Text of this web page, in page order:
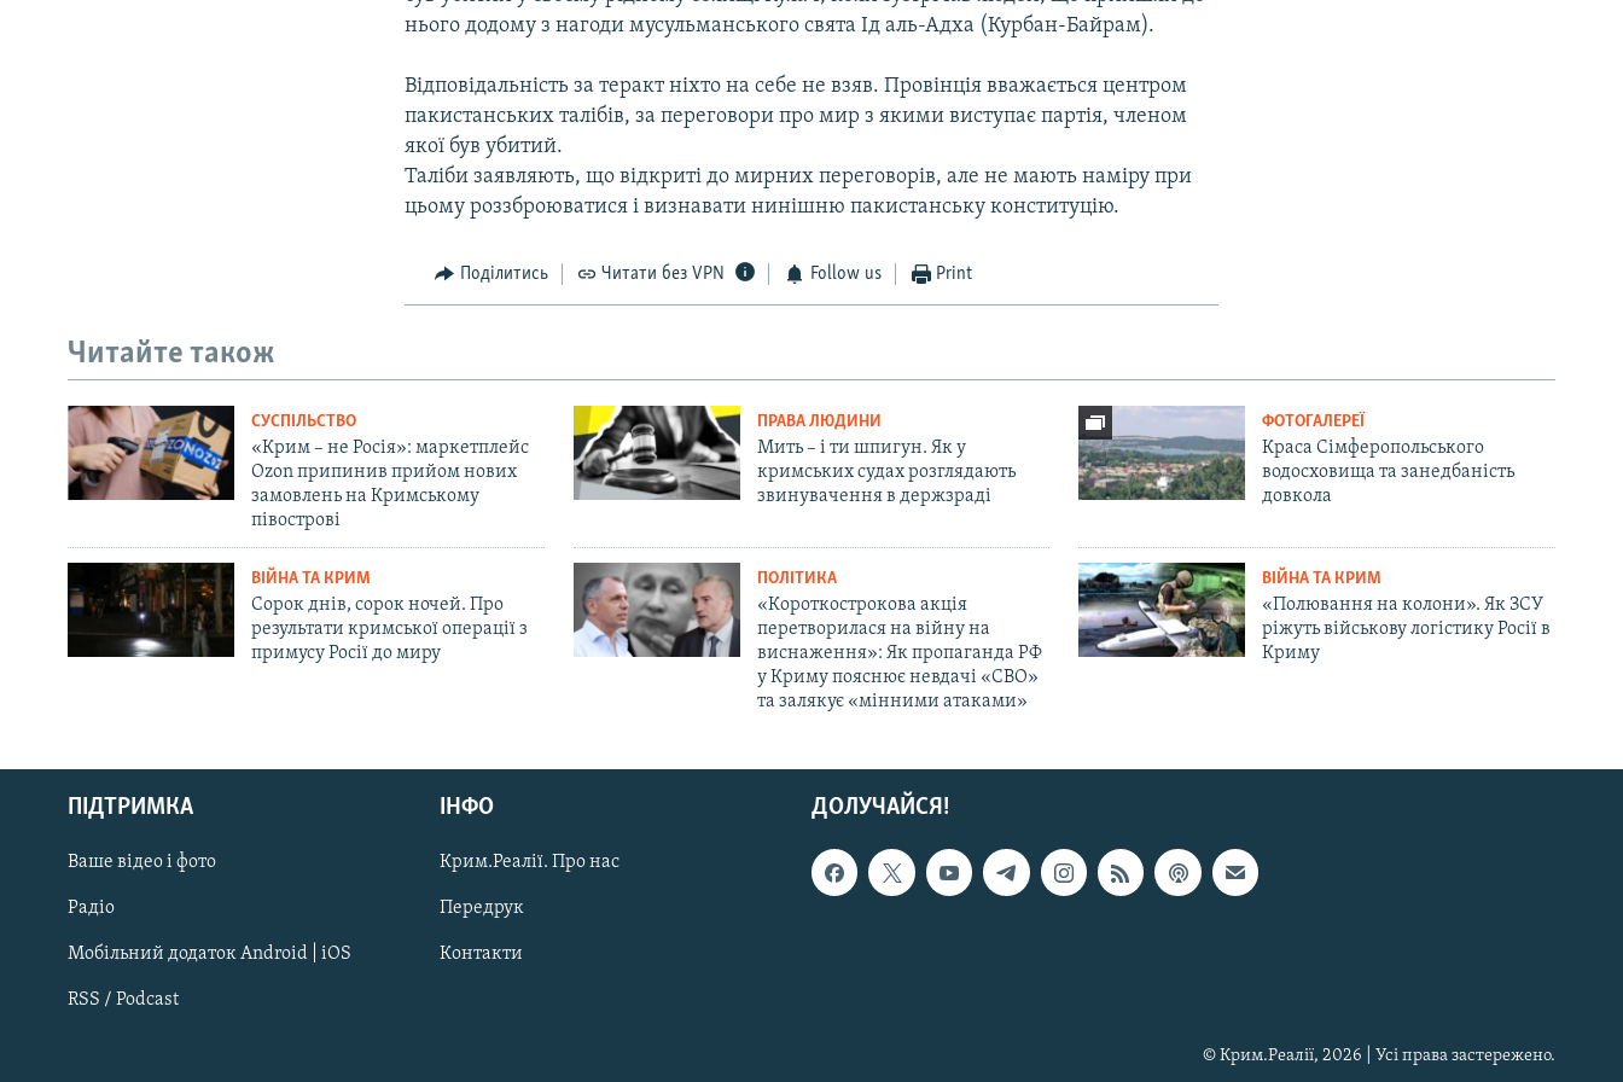
Русский
Qırımtatar
ДОЛУЧАЙСЯ!
нього додому з нагоди мусульманського свята Ід аль-Адха (Курбан-Байрам).
Відповідальність за теракт ніхто на себе не взяв. Провінція вважається центром
пакистанських талібів, за переговори про мир з якими виступає партія, членом
якої був убитий.
Таліби заявляють, що відкриті до мирних переговорів, але не мають наміру при
цьому роззброюватися і визнавати нинішню пакистанську конституцію.
Поділитись Читати без VPN Follow us Print
Читайте також
СУСПІЛЬСТВО
«Крим – не Росія»: маркетплейс
Ozon припинив прийом нових
замовлень на Кримському
півострові
ПРАВА ЛЮДИНИ
Мить – і ти шпигун. Як у
кримських судах розглядають
звинувачення в держзраді
ФОТОГАЛЕРЕЇ
Краса Сімферопольського
водосховища та занедбаність
довкола
ВІЙНА ТА КРИМ
Сорок днів, сорок ночей. Про
результати кримської операції з
примусу Росії до миру
ПОЛІТИКА
«Короткострокова акція
перетворилася на війну на
виснаження»: Як пропаганда РФ
у Криму пояснює невдачі «СВО»
та залякує «мінними атаками»
ВІЙНА ТА КРИМ
«Полювання на колони». Як ЗСУ
ріжуть військову логістику Росії в
Криму
ДОЛУЧАЙСЯ!
ПІДТРИМКА
Ваше відео і фото
Радіо
Мобільний додаток Android | iOS
RSS / Podcast
ІНФО
Крим.Реалії. Про нас
Передрук
Контакти
© Крим.Реалії, 2026 | Усі права застережено.